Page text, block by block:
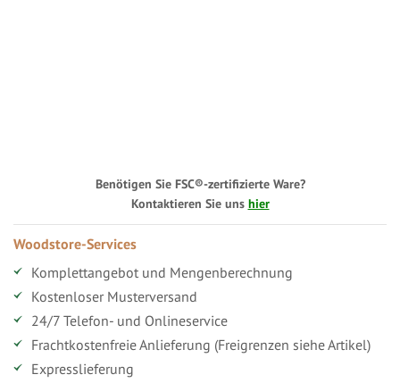
Benötigen Sie FSC®-zertifizierte Ware?
Kontaktieren Sie uns hier
Woodstore-Services
Komplettangebot und Mengenberechnung
Kostenloser Musterversand
24/7 Telefon- und Onlineservice
Frachtkostenfreie Anlieferung (Freigrenzen siehe Artikel)
Expresslieferung